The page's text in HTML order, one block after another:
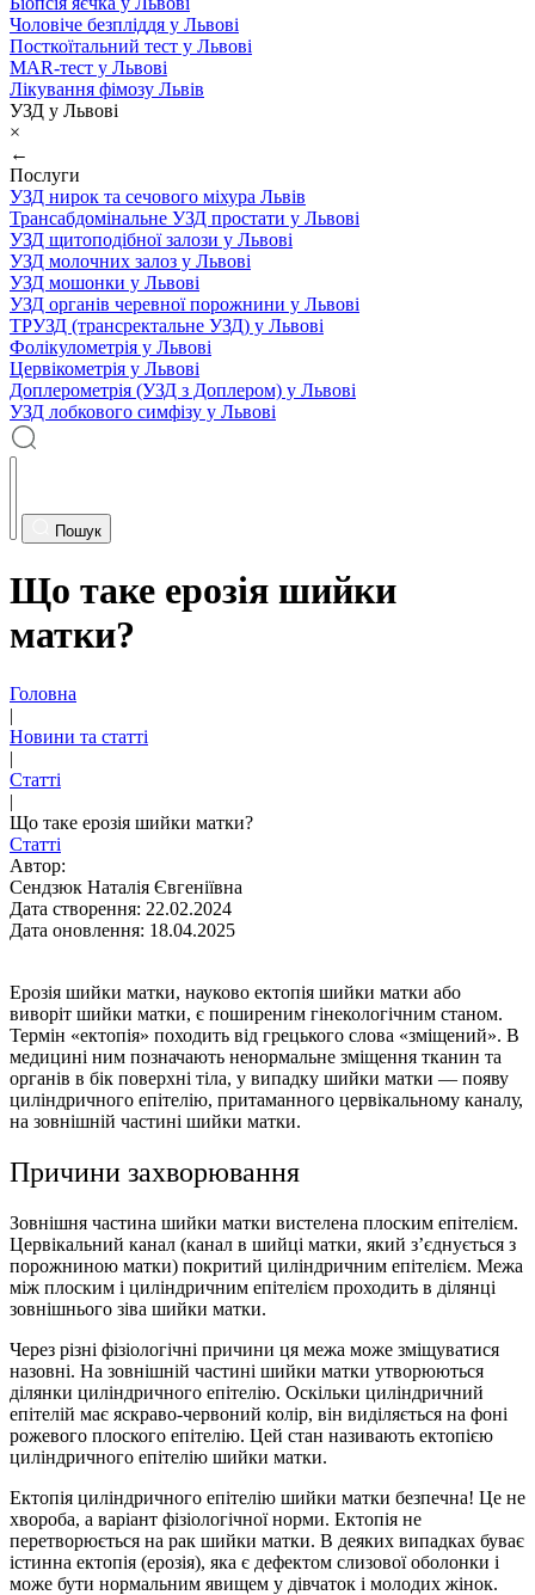
Чоловіче безпліддя у Львові
Посткоїтальний тест у Львові
MAR-тест у Львові
Лікування фімозу Львів
УЗД у Львові
×
←
Послуги
УЗД нирок та сечового міхура Львів
Трансабдомінальне УЗД простати у Львові
УЗД щитоподібної залози у Львові
УЗД молочних залоз у Львові
УЗД мошонки у Львові
УЗД органів черевної порожнини у Львові
ТРУЗД (трансректальне УЗД) у Львові
Фолікулометрія у Львові
Цервікометрія у Львові
Доплерометрія (УЗД з Доплером) у Львові
УЗД лобкового симфізу у Львові
Пошук
Що таке ерозія шийки
матки?
Головна
|
Новини та статті
|
Статті
|
Що таке ерозія шийки матки?
Статті
Автор:
Сендзюк Наталія Євгеніївна
Дата створення: 22.02.2024
Дата оновлення: 18.04.2025
Ерозія шийки матки, науково ектопія шийки матки або
виворіт шийки матки, є поширеним гінекологічним станом.
Термін «ектопія» походить від грецького слова «зміщений». В
медицині ним позначають ненормальне зміщення тканин та
органів в бік поверхні тіла, у випадку шийки матки — появу
циліндричного епітелію, притаманного цервікальному каналу,
на зовнішній частині шийки матки.
Причини захворювання
Зовнішня частина шийки матки вистелена плоским епітелієм.
Цервікальний канал (канал в шийці матки, який з’єднується з
порожниною матки) покритий циліндричним епітелієм. Межа
між плоским і циліндричним епітелієм проходить в ділянці
зовнішнього зіва шийки матки.
Через різні фізіологічні причини ця межа може зміщуватися
назовні. На зовнішній частині шийки матки утворюються
ділянки циліндричного епітелію. Оскільки циліндричний
епітелій має яскраво-червоний колір, він виділяється на фоні
рожевого плоского епітелію. Цей стан називають ектопією
циліндричного епітелію шийки матки.
Ектопія циліндричного епітелію шийки матки безпечна! Це не
хвороба, а варіант фізіологічної норми. Ектопія не
перетворюється на рак шийки матки. В деяких випадках буває
істинна ектопія (ерозія), яка є дефектом слизової оболонки і
може бути нормальним явищем у дівчаток і молодих жінок.